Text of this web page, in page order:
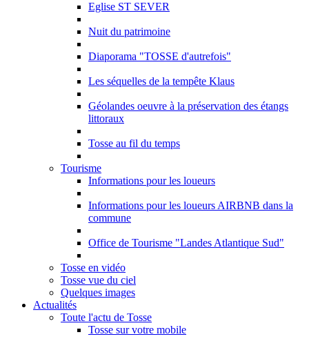
Eglise ST SEVER
Nuit du patrimoine
Diaporama "TOSSE d'autrefois"
Les séquelles de la tempête Klaus
Géolandes oeuvre à la préservation des étangs
littoraux
Tosse au fil du temps
Tourisme
Informations pour les loueurs
Informations pour les loueurs AIRBNB dans la
commune
Office de Tourisme "Landes Atlantique Sud"
Tosse en vidéo
Tosse vue du ciel
Quelques images
Actualités
Toute l'actu de Tosse
Tosse sur votre mobile